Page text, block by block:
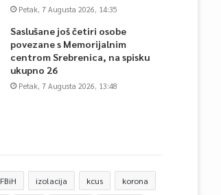
Petak, 7 Augusta 2026, 14:35
Saslušane još četiri osobe
povezane s Memorijalnim
centrom Srebrenica, na spisku
ukupno 26
Petak, 7 Augusta 2026, 13:48
FBiH izolacija kcus korona